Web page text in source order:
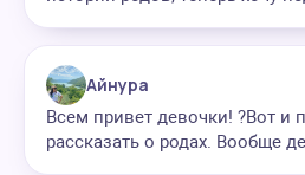
Айнура
Всем привет девочки! ?Вот и
рассказать о родах. Вообще